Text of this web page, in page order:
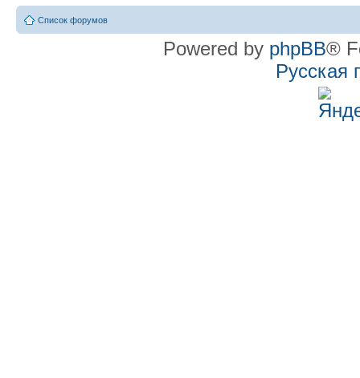
Список форумов
Powered by phpBB®
Русская